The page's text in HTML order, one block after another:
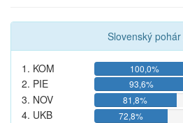
Slovenský
1. KOM 100,0%
2. PIE
93,6%
3. NOV
81,8%
4. UKB
72,8%